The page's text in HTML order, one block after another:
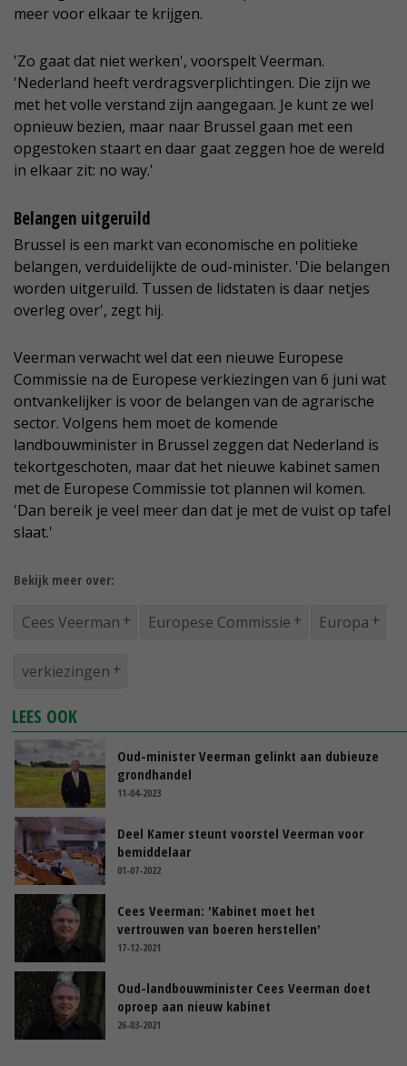
meer voor elkaar te krijgen.
'Zo gaat dat niet werken', voorspelt Veerman.
'Nederland heeft verdragsverplichtingen. Die zijn we
met het volle verstand zijn aangegaan. Je kunt ze wel
opnieuw bezien, maar naar Brussel gaan met een
opgestoken staart en daar gaat zeggen hoe de wereld
in elkaar zit: no way.'
Belangen uitgeruild
Brussel is een markt van economische en politieke
belangen, verduidelijkte de oud-minister. 'Die belangen
worden uitgeruild. Tussen de lidstaten is daar netjes
overleg over', zegt hij.
Veerman verwacht wel dat een nieuwe Europese
Commissie na de Europese verkiezingen van 6 juni wat
ontvankelijker is voor de belangen van de agrarische
sector. Volgens hem moet de komende
landbouwminister in Brussel zeggen dat Nederland is
tekortgeschoten, maar dat het nieuwe kabinet samen
met de Europese Commissie tot plannen wil komen.
'Dan bereik je veel meer dan dat je met de vuist op tafel
slaat.'
Bekijk meer over:
Cees Veerman Europese Commissie Europa
verkiezingen
LEES OOK
Oud-minister Veerman gelinkt aan dubieuze
grondhandel
11-04-2023
Deel Kamer steunt voorstel Veerman voor
bemiddelaar
01-07-2022
Cees Veerman: 'Kabinet moet het
vertrouwen van boeren herstellen'
17-12-2021
Oud-landbouwminister Cees Veerman doet
oproep aan nieuw kabinet
26-03-2021